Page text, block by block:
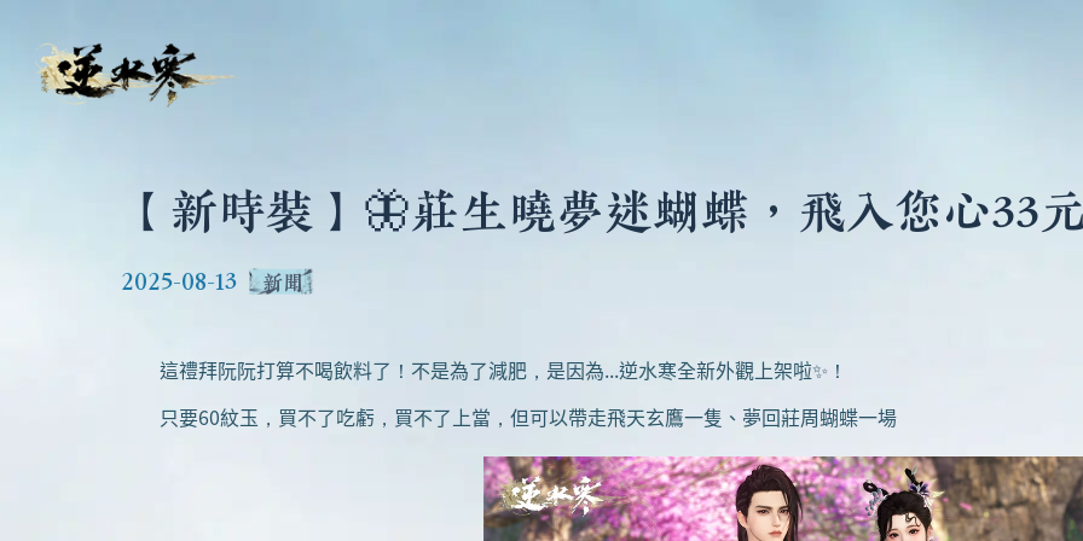
【新時裝】🦋莊生曉夢迷蝴蝶，飛入您心33
2025-08-13 新聞
這禮拜阮阮打算不喝飲料了！不是為了減肥，是因為...逆水寒全新外觀上架啦✨！
只要60紋玉，買不了吃虧，買不了上當，但可以帶走飛天玄鷹一隻、夢回莊周蝴蝶一場